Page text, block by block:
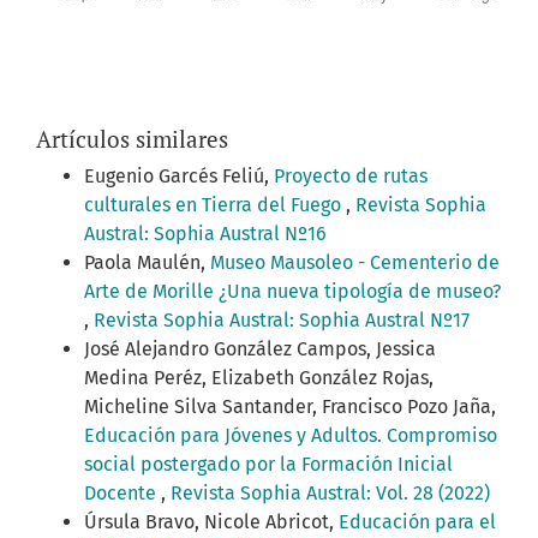
Artículos similares
Eugenio Garcés Feliú, Proyecto de rutas
culturales en Tierra del Fuego , Revista Sophia
Austral: Sophia Austral Nº16
Paola Maulén, Museo Mausoleo - Cementerio de
Arte de Morille ¿Una nueva tipología de museo?
, Revista Sophia Austral: Sophia Austral Nº17
José Alejandro González Campos, Jessica
Medina Peréz, Elizabeth González Rojas,
Micheline Silva Santander, Francisco Pozo Jaña,
Educación para Jóvenes y Adultos. Compromiso
social postergado por la Formación Inicial
Docente , Revista Sophia Austral: Vol. 28 (2022)
Úrsula Bravo, Nicole Abricot, Educación para el